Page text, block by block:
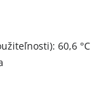
60,6 °C